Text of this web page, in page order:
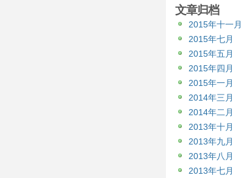
文章归档
2015年十一月
2015年七月
2015年五月
2015年四月
2015年一月
2014年三月
2014年二月
2013年十月
2013年九月
2013年八月
2013年七月